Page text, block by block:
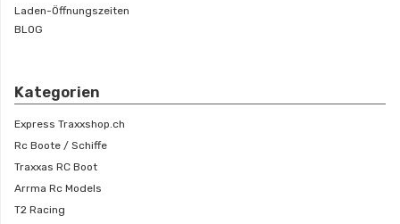
Laden-Öffnungszeiten
BLOG
Kategorien
Express Traxxshop.ch
Rc Boote / Schiffe
Traxxas RC Boot
Arrma Rc Models
T2 Racing